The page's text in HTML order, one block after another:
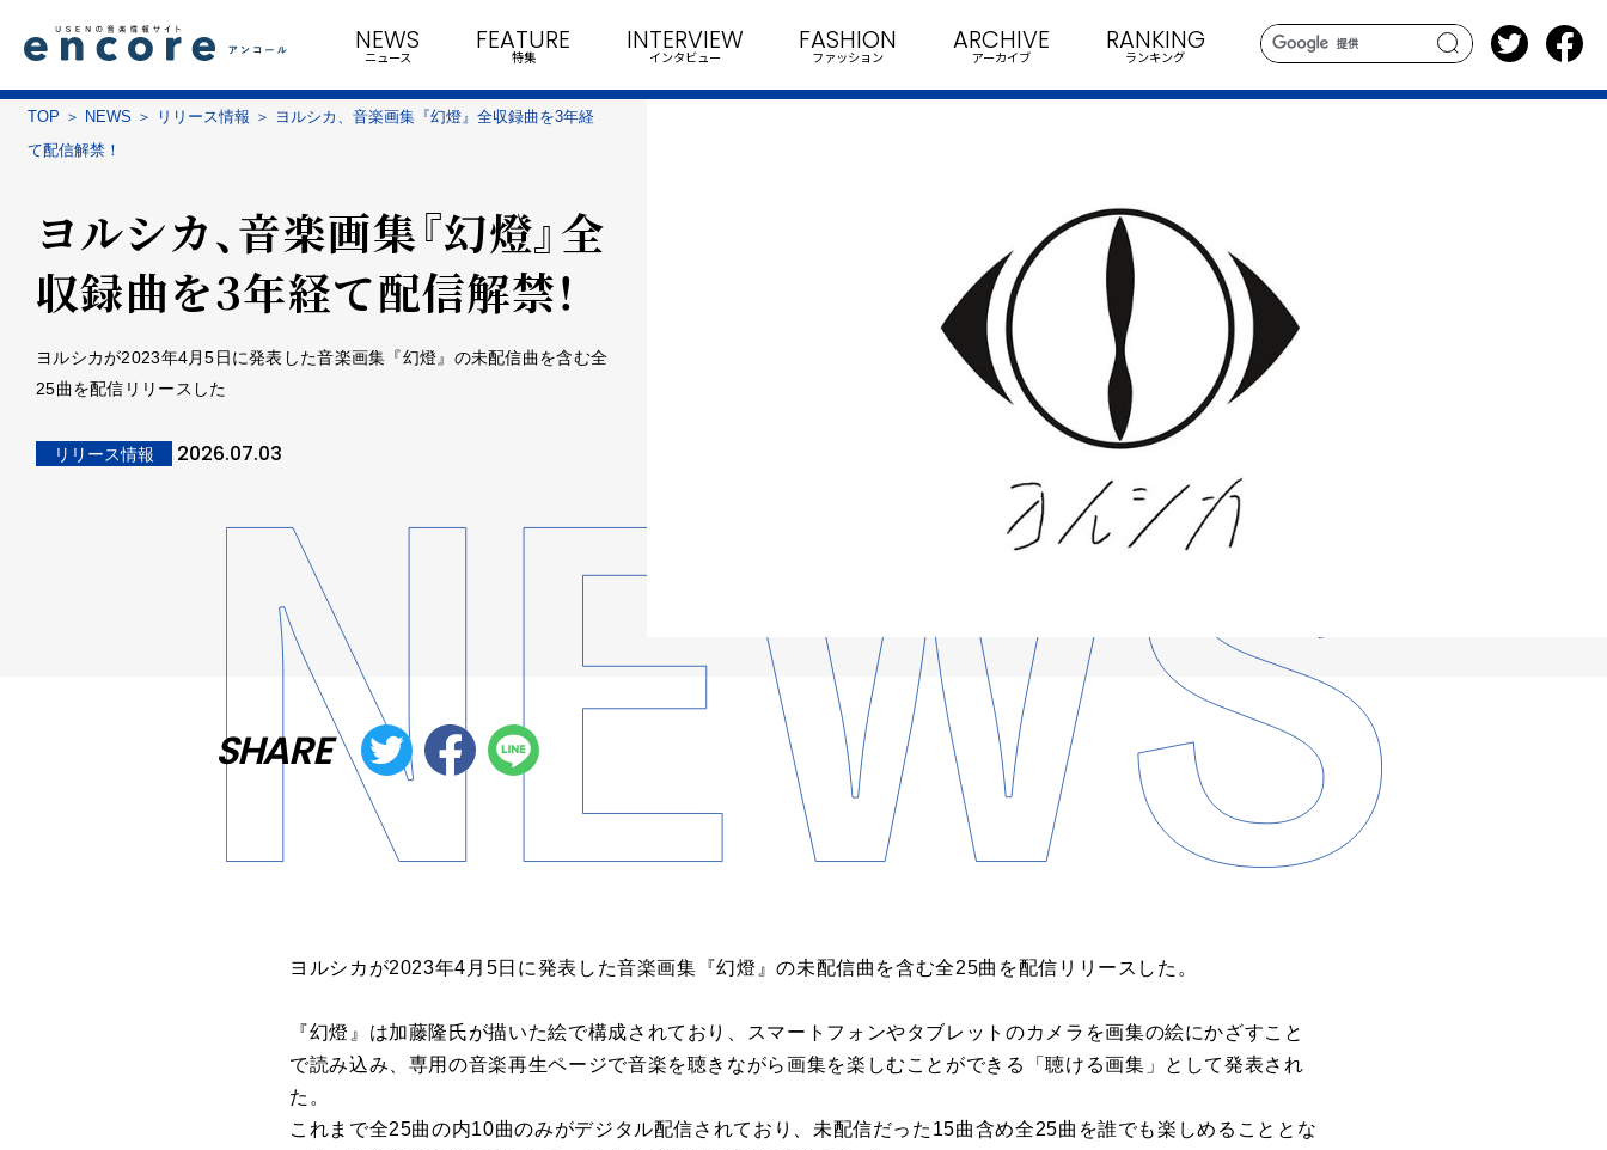
search
NEWS
ニュース
FEATURE
特集
INTERVIEW
インタビュー
FASHION
ファッション
ARCHIVE
アーカイブ
RANKING
ランキング
TOP NEWS リリース情報
ヨルシカ、音楽画集『幻燈』全収録曲を3年経
て配信解禁！
ヨルシカ、音楽画集『幻燈』全
収録曲を3年経て配信解禁！
ヨルシカが2023年4月5日に発表した音楽画集『幻燈』の未配信曲を含む全
25曲を配信リリースした
リリース情報 2026.07.03
SHARE
ヨルシカが2023年4月5日に発表した音楽画集『幻燈』の未配信曲を含む全25曲を配信リリースした。
『幻燈』は加藤隆氏が描いた絵で構成されており、スマートフォンやタブレットのカメラを画集の絵にかざすこと
で読み込み、専用の音楽再生ページで音楽を聴きながら画集を楽しむことができる「聴ける画集」として発表され
た。
これまで全25曲の内10曲のみがデジタル配信されており、未配信だった15曲含め全25曲を誰でも楽しめることとな